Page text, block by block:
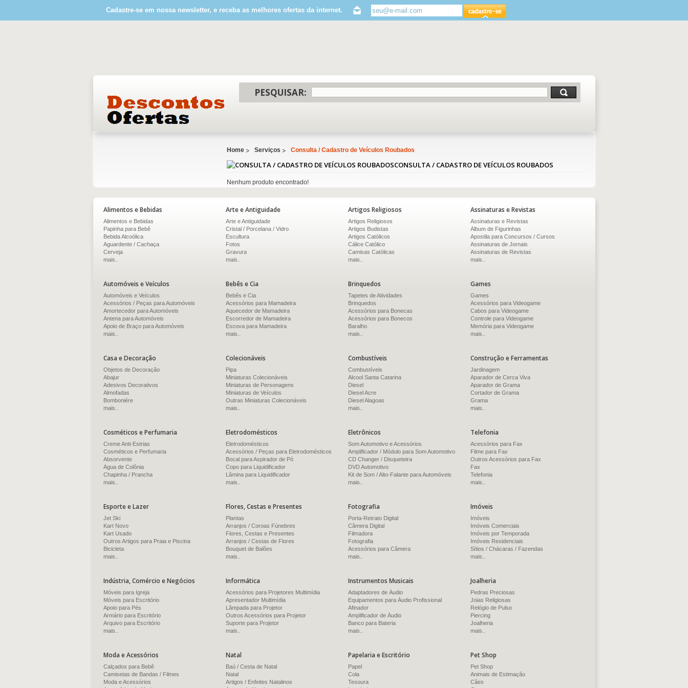
Cadastre-se em nossa newsletter, e receba as melhores ofertas da internet.
PESQUISAR:
Home Serviços Consulta / Cadastro de Veículos Roubados
CONSULTA / CADASTRO DE VEÍCULOS ROUBADOS
Nenhum produto encontrado!
Alimentos e Bebidas
Alimentos e Bebidas
Papinha para Bebê
Bebida Alcoólica
Aguardente / Cachaça
Cerveja
mais..
Arte e Antiguidade
Arte e Antiguidade
Cristal / Porcelana / Vidro
Escultura
Fotos
Gravura
mais..
Artigos Religiosos
Artigos Religiosos
Artigos Budistas
Artigos Católicos
Cálice Católico
Camisas Católicas
mais..
Assinaturas e Revistas
Assinaturas e Revistas
Álbum de Figurinhas
Apostila para Concursos / Cursos
Assinaturas de Jornais
Assinaturas de Revistas
mais..
Automóveis e Veículos
Automóveis e Veículos
Acessórios / Peças para Automóveis
Amortecedor para Automóveis
Antena para Automóveis
Apoio de Braço para Automóveis
mais..
Bebês e Cia
Bebês e Cia
Acessórios para Mamadeira
Aquecedor de Mamadeira
Escorredor de Mamadeira
Escova para Mamadeira
mais..
Brinquedos
Tapetes de Atividades
Brinquedos
Acessórios para Bonecas
Acessórios para Bonecos
Baralho
mais..
Games
Games
Acessórios para Videogame
Cabos para Videogame
Controle para Videogame
Memória para Videogame
mais..
Casa e Decoração
Objetos de Decoração
Abajur
Adesivos Decorativos
Almofadas
Bomboniére
mais..
Colecionáveis
Pipa
Miniaturas Colecionáveis
Miniaturas de Personagens
Miniaturas de Veículos
Outras Miniaturas Colecionáveis
mais..
Combustíveis
Combustíveis
Alcool Santa Catarina
Diesel
Diesel Acre
Diesel Alagoas
mais..
Construção e Ferramentas
Jardinagem
Aparador de Cerca Viva
Aparador de Grama
Cortador de Grama
Grama
mais..
Cosméticos e Perfumaria
Creme Anti-Estrias
Cosméticos e Perfumaria
Absorvente
Água de Colônia
Chapinha / Prancha
mais..
Eletrodomésticos
Eletrodomésticos
Acessórios / Peças para Eletrodomésticos
Bocal para Aspirador de Pó
Copo para Liquidificador
Lâmina para Liquidificador
mais..
Eletrônicos
Som Automotivo e Acessórios
Amplificador / Módulo para Som Automotivo
CD Changer / Disqueteira
DVD Automotivo
Kit de Som / Alto-Falante para Automóveis
mais..
Telefonia
Acessórios para Fax
Filme para Fax
Outros Acessórios para Fax
Fax
Telefonia
mais..
Esporte e Lazer
Jet Ski
Kart Novo
Kart Usado
Outros Artigos para Praia e Piscina
Bicicleta
mais..
Flores, Cestas e Presentes
Plantas
Arranjos / Coroas Fúnebres
Flores, Cestas e Presentes
Arranjos / Cestas de Flores
Bouquet de Balões
mais..
Fotografia
Porta-Retrato Digital
Câmera Digital
Filmadora
Fotografia
Acessórios para Câmera
mais..
Imóveis
Imóveis
Imóveis Comerciais
Imóveis por Temporada
Imóveis Residenciais
Sítios / Chácaras / Fazendas
mais..
Indústria, Comércio e Negócios
Móveis para Igreja
Móveis para Escritório
Apoio para Pés
Armário para Escritório
Arquivo para Escritório
mais..
Informática
Acessórios para Projetores Multimídia
Apresentador Multimídia
Lâmpada para Projetor
Outros Acessórios para Projetor
Suporte para Projetor
mais..
Instrumentos Musicais
Adaptadores de Áudio
Equipamentos para Áudio Profissional
Afinador
Amplificador de Áudio
Banco para Bateria
mais..
Joalheria
Pedras Preciosas
Joias Religiosas
Relógio de Pulso
Piercing
Joalheria
mais..
Moda e Acessórios
Calçados para Bebê
Camisetas de Bandas / Filmes
Moda e Acessórios
Natal
Baú / Cesta de Natal
Natal
Artigos / Enfeites Natalinos
Papelaria e Escritório
Papel
Cola
Tesoura
Pet Shop
Pet Shop
Animais de Estimação
Cães